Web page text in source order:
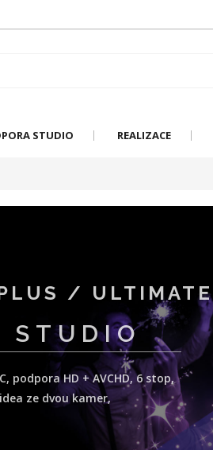
STUDIO REALIZACE
/ ULTIMATE
STUDIO
podpora HD + AVCHD, 6 stop,
ze dvou kamer,